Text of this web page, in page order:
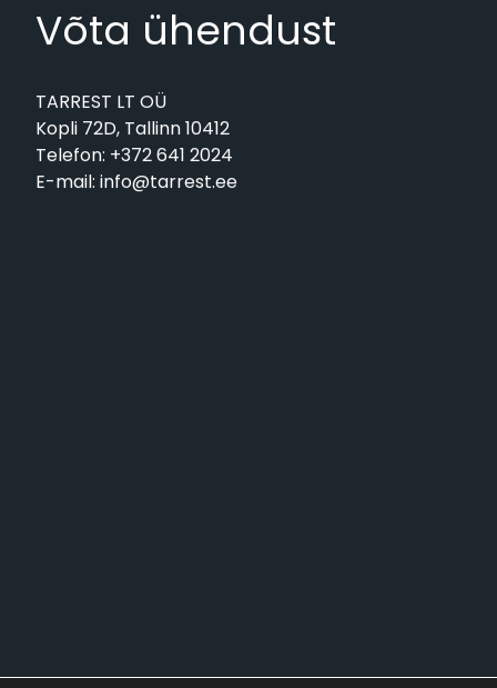
Võta ühendust
TARREST LT OÜ
Kopli 72D, Tallinn 10412
Telefon: +372 641 2024
E-mail: info@tarrest.ee